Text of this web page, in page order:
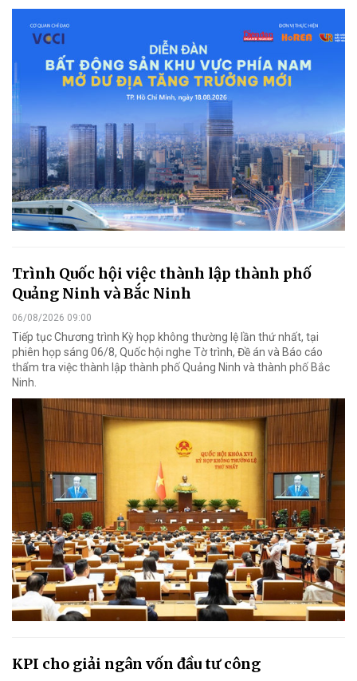
Trình Quốc hội việc thành lập thành phố
Quảng Ninh và Bắc Ninh
06/08/2026 09:00
Tiếp tục Chương trình Kỳ họp không thường lệ lần thứ nhất, tại
phiên họp sáng 06/8, Quốc hội nghe Tờ trình, Đề án và Báo cáo
thẩm tra việc thành lập thành phố Quảng Ninh và thành phố Bắc
Ninh.
KPI cho giải ngân vốn đầu tư công